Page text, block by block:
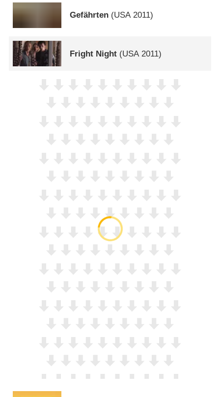
Gefährten (USA2011)
Fright Night (USA 2011)